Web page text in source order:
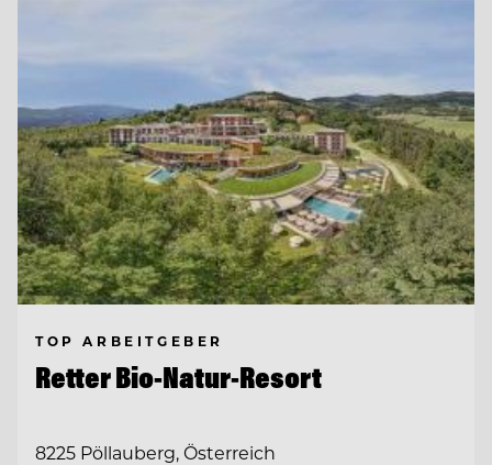
TOP ARBEITGEBER
Retter Bio-Natur-Resort
8225 Pöllauberg, Österreich